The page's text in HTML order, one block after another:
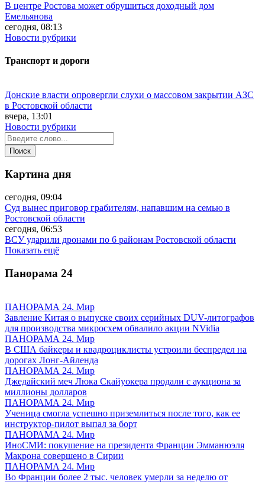
В центре Ростова может обрушиться доходный дом
Емельянова
сегодня, 08:13
Новости рубрики
Транспорт и дороги
Донские власти опровергли слухи о массовом закрытии АЗС
в Ростовской области
вчера, 13:01
Новости рубрики
Картина дня
сегодня, 09:04
Суд вынес приговор грабителям, напавшим на семью в
Ростовской области
сегодня, 06:53
ВСУ ударили дронами по 6 районам Ростовской области
Показать ещё
Панорама 24
ПАНОРАМА 24. Мир
Завление Китая о выпуске своих серийных DUV-литографов
для производства микросхем обвалило акции NVidia
ПАНОРАМА 24. Мир
В США байкеры и квадроциклисты устроили беспредел на
дорогах Лонг-Айленда
ПАНОРАМА 24. Мир
Джедайский меч Люка Скайуокера продали с аукциона за
миллионы долларов
ПАНОРАМА 24. Мир
Ученица смогла успешно приземлиться после того, как ее
инструктор-пилот выпал за борт
ПАНОРАМА 24. Мир
ИноСМИ: покушение на президента Франции Эмманюэля
Макрона совершено в Сирии
ПАНОРАМА 24. Мир
Во Франции более 2 тыс. человек умерли за неделю от